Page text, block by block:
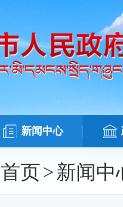
新闻中心
首页>新闻中